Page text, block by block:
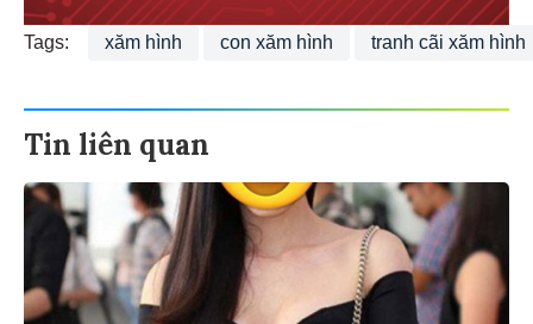
Tags: xăm hình con xăm hình tranh cãi xăm hình
Tin liên quan